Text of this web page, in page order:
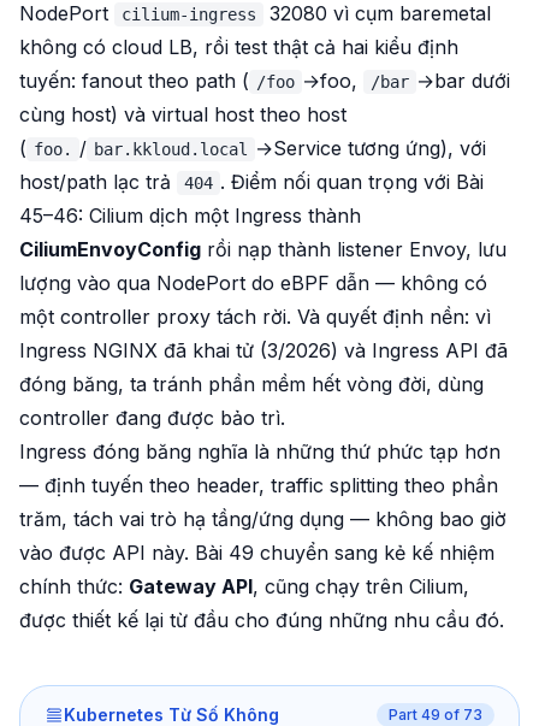
NodePort
cilium-ingress
32080 vì cụm baremetal
không có cloud LB, rồi test thật cả hai kiểu định
tuyến: fanout theo path ( /foo →foo, /bar →bar dưới
cùng host) và virtual host theo host
( foo. / bar.kkloud.local
→Service tương ứng), với
host/path lạc trả
404 . Điểm nối quan trọng với Bài
45–46: Cilium dịch một Ingress thành
CiliumEnvoyConfig rồi nạp thành listener Envoy, lưu
lượng vào qua NodePort do eBPF dẫn — không có
một controller proxy tách rời. Và quyết định nền: vì
Ingress NGINX đã khai tử (3/2026) và Ingress API đã
đóng băng, ta tránh phần mềm hết vòng đời, dùng
controller đang được bảo trì.
Ingress đóng băng nghĩa là những thứ phức tạp hơn
— định tuyến theo header, traffic splitting theo phần
trăm, tách vai trò hạ tầng/ứng dụng — không bao giờ
vào được API này. Bài 49 chuyển sang kẻ kế nhiệm
chính thức: Gateway API, cũng chạy trên Cilium,
được thiết kế lại từ đầu cho đúng những nhu cầu đó.
Kubernetes Từ Số Không Part 49 of 73